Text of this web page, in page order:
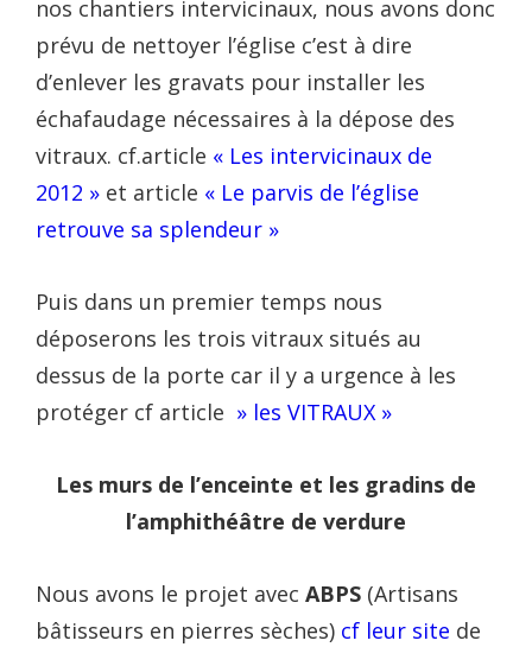
nos chantiers intervicinaux, nous avons donc
prévu de nettoyer l’église c’est à dire
d’enlever les gravats pour installer les
échafaudage nécessaires à la dépose des
vitraux. cf.article « Les intervicinaux de
2012 » et article « Le parvis de l’église
retrouve sa splendeur »
Puis dans un premier temps nous
déposerons les trois vitraux situés au
dessus de la porte car il y a urgence à les
protéger cf article » les VITRAUX »
Les murs de l’enceinte et les gradins de
l’amphithéâtre de verdure
Nous avons le projet avec ABPS (Artisans
bâtisseurs en pierres sèches) cf leur site de